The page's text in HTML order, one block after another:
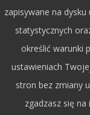
zapisywane na
statystycznych
określić warunki
ustawieniach
stron bez zmiany
zgadzasz się